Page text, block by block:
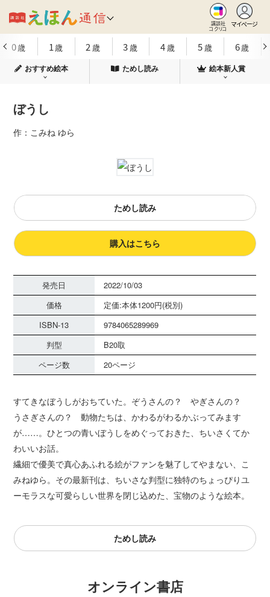
講談社
コクリコ
マイページ
0歳 1歳 2 歳 3歳 4歳 5歳 6歳
おすすめ絵本 ためし読み 絵本新人賞
ぼうし
作：こみね ゆら
ためし読み
購入はこちら
発売日
2022/10/03
価格
定価:本体1200円(税別)
ISBN-13
9784065289969
判型
B20取
ページ数
20ページ
すてきなぼうしがおちていた。ぞうさんの？ やぎさんの？
うさぎさんの？ 動物たちは、かわるがわるかぶってみます
が……。ひとつの青いぼうしをめぐっておきた、ちいさくてか
わいいお話。
繊細で優美で真心あふれる絵がファンを魅了してやまない、こ
みねゆら。その最新刊は、ちいさな判型に独特のちょっぴりユ
ーモラスな可愛らしい世界を閉じ込めた、宝物のような絵本。
ためし読み
オンライン書店